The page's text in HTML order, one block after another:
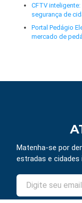
CFTV
segurança de
Portal Pedágio
mercado de
Matenha-se por
estradas e cidades